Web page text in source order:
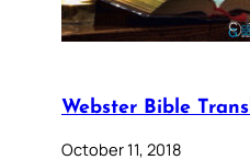
Webster Bible
October 11, 2018